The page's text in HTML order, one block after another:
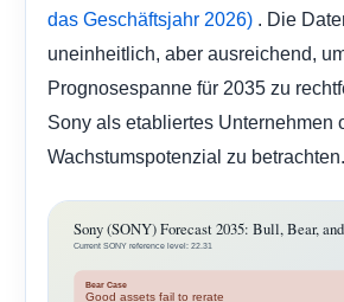
das Geschäftsjahr 2026) . Die
uneinheitlich, aber ausreichend,
Prognosespanne für 2035 zu
Sony als etabliertes Unternehmen
Wachstumspotenzial zu betrachten.